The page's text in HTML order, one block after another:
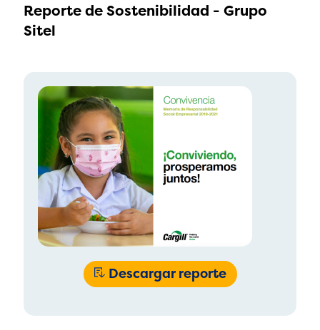
Reporte de Sostenibilidad - Grupo
Sitel
Descargar reporte